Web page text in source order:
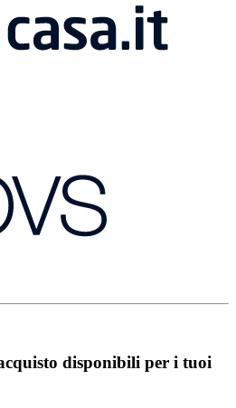
disponibili per i tuoi